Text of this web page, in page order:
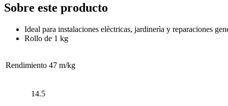
Sobre este producto
Ideal para instalaciones elèctricas, jardinerìa y reparaciones
Rollo de 1 kg
Rendimiento 47 m/kg
14.5